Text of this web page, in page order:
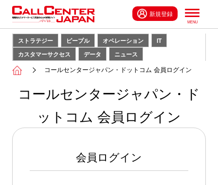
新規登録
ストラテジー ピープル オペレーション
IT
カスタマーサクセス
データ ニュース
コールセンタージャパン・ドットコム 会員ログイン
コールセンタージャパン・ド
ットコム 会員ログイン
会員ログイン